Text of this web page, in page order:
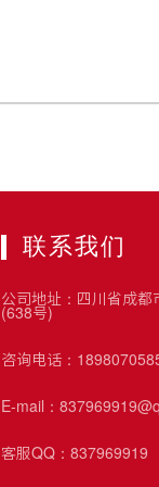
联系我们
公司地址：四川省成都
(638号)
咨询电话：
E-mail：
客服QQ：837969919